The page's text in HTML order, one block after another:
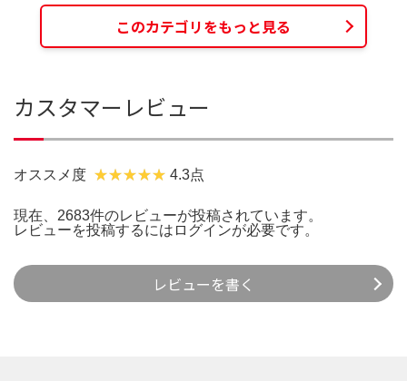
このカテゴリをもっと見る
カスタマーレビュー
オススメ度 4.3点
現在、2683件のレビューが投稿されています。
レビューを投稿するには ログインが必要です。
レビューを書く